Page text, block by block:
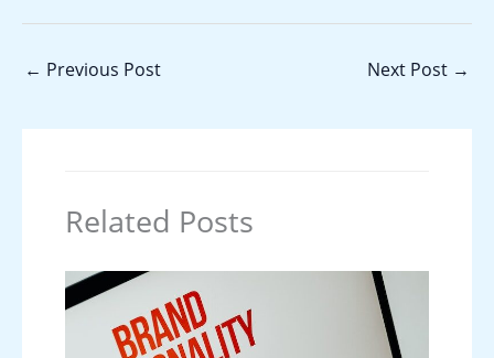
← Previous Post Next Post →
Related Posts